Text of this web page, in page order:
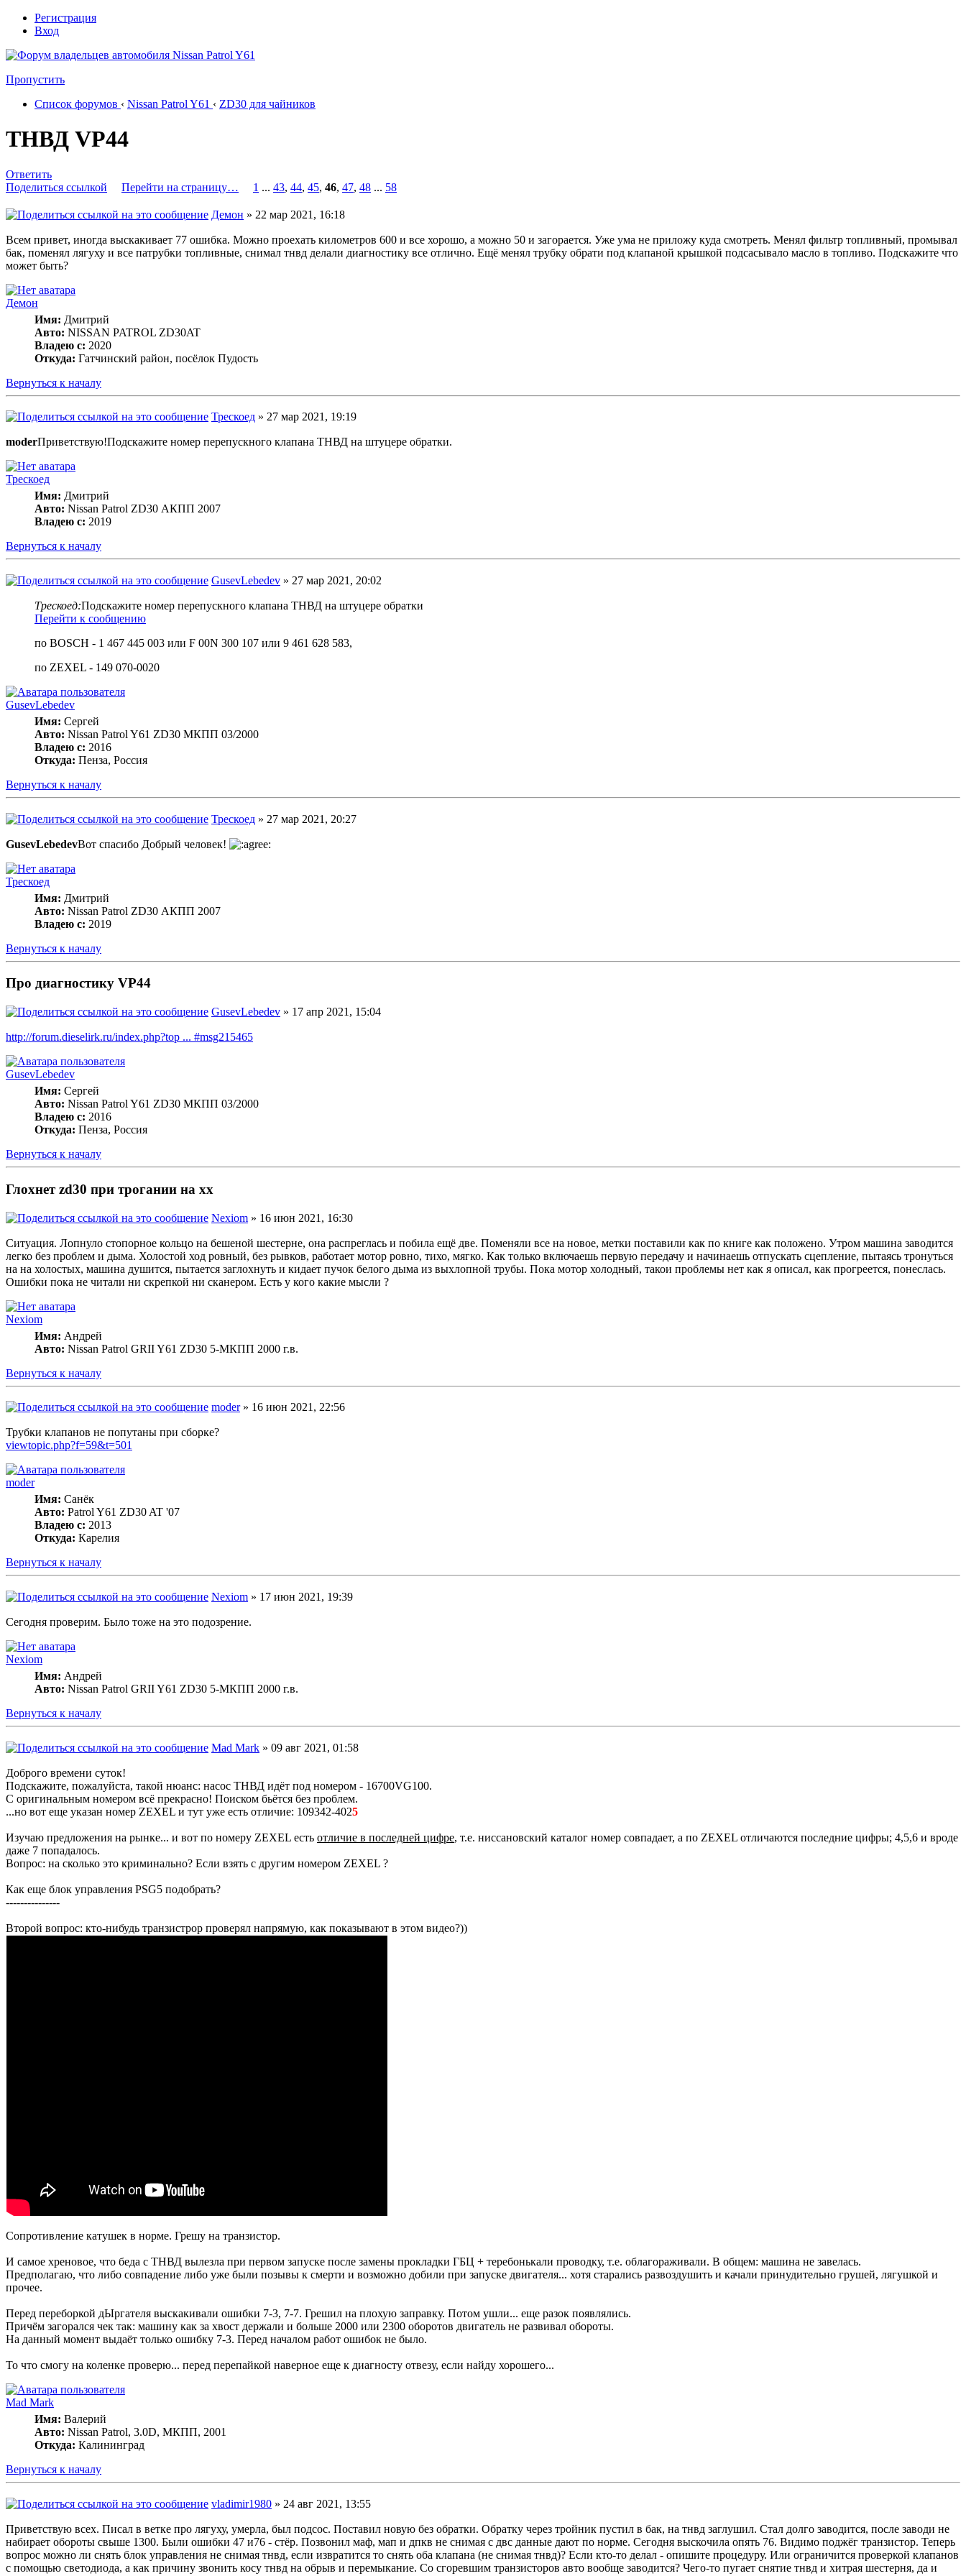
Регистрация
Вход
Пропустить
Список форумов ‹ Nissan Patrol Y61 ‹ ZD30 для чайников
ТНВД VP44
Ответить
Поделиться ссылкой
Перейти на страницу… 1 ... 43, 44, 45, 46, 47, 48 ... 58
Демон » 22 мар 2021, 16:18
Всем привет, иногда выскакивает 77 ошибка. Можно проехать километров 600 и все хорошо, а можно 50 и загорается. Уже ума не приложу куда смотреть. Менял фильтр топливный, промывал
бак, поменял лягуху и все патрубки топливные, снимал тнвд делали диагностику все отлично. Ещё менял трубку обрати под клапаной крышкой подсасывало масло в топливо. Подскажите что
может быть?
Демон
Имя: Дмитрий
Авто: NISSAN PATROL ZD30AT
Владею с: 2020
Откуда: Гатчинский район, посёлок Пудость
Вернуться к началу
Трескоед » 27 мар 2021, 19:19
moderПриветствую!Подскажите номер перепускного клапана ТНВД на штуцере обратки.
Трескоед
Имя: Дмитрий
Авто: Nissan Patrol ZD30 АКПП 2007
Владею с: 2019
Вернуться к началу
GusevLebedev » 27 мар 2021, 20:02
Трескоед:Подскажите номер перепускного клапана ТНВД на штуцере обратки
Перейти к сообщению
по BOSCH - 1 467 445 003 или F 00N 300 107 или 9 461 628 583,
по ZEXEL - 149 070-0020
GusevLebedev
Имя: Сергей
Авто: Nissan Patrol Y61 ZD30 МКПП 03/2000
Владею с: 2016
Откуда: Пенза, Россия
Вернуться к началу
Трескоед » 27 мар 2021, 20:27
GusevLebedevВот спасибо Добрый человек!
Трескоед
Имя: Дмитрий
Авто: Nissan Patrol ZD30 АКПП 2007
Владею с: 2019
Вернуться к началу
Про диагностику VP44
GusevLebedev » 17 апр 2021, 15:04
http://forum.dieselirk.ru/index.php?top ... #msg215465
GusevLebedev
Имя: Сергей
Авто: Nissan Patrol Y61 ZD30 МКПП 03/2000
Владею с: 2016
Откуда: Пенза, Россия
Вернуться к началу
Глохнет zd30 при трогании на хх
Nexiom » 16 июн 2021, 16:30
Ситуация. Лопнуло стопорное кольцо на бешеной шестерне, она распреглась и побила ещё две. Поменяли все на новое, метки поставили как по книге как положено. Утром машина заводится
легко без проблем и дыма. Холостой ход ровный, без рывков, работает мотор ровно, тихо, мягко. Как только включаешь первую передачу и начинаешь отпускать сцепление, пытаясь тронуться
на на холостых, машина душится, пытается заглохнуть и кидает пучок белого дыма из выхлопной трубы. Пока мотор холодный, такои проблемы нет как я описал, как прогреется, понеслась.
Ошибки пока не читали ни скрепкой ни сканером. Есть у кого какие мысли ?
Nexiom
Имя: Андрей
Авто: Nissan Patrol GRII Y61 ZD30 5-МКПП 2000 г.в.
Вернуться к началу
moder» 16 июн 2021, 22:56
Трубки клапанов не попутаны при сборке?
viewtopic.php?f=59&t=501
moder
Имя: Санёк
Авто: Patrol Y61 ZD30 AT '07
Владею с: 2013
Откуда: Карелия
Вернуться к началу
Nexiom » 17 июн 2021, 19:39
Сегодня проверим. Было тоже на это подозрение.
Nexiom
Имя: Андрей
Авто: Nissan Patrol GRII Y61 ZD30 5-МКПП 2000 г.в.
Вернуться к началу
Mad Mark » 09 авг 2021, 01:58
Доброго времени суток!
Подскажите, пожалуйста, такой нюанс: насос ТНВД идёт под номером - 16700VG100.
С оригинальным номером всё прекрасно! Поиском бьётся без проблем.
...но вот еще указан номер ZEXEL и тут уже есть отличие: 109342-4025
Изучаю предложения на рынке... и вот по номеру ZEXEL есть отличие в последней цифре, т.е. ниссановский каталог номер совпадает, а по ZEXEL отличаются последние цифры; 4,5,6 и вроде
даже 7 попадалось.
Вопрос: на сколько это криминально? Если взять с другим номером ZEXEL ?
Как еще блок управления PSG5 подобрать?
---------------
Второй вопрос: кто-нибудь транзистрор проверял напрямую, как показывают в этом видео?))
Сопротивление катушек в норме. Грешу на транзистор.
И самое хреновое, что беда с ТНВД вылезла при первом запуске после замены прокладки ГБЦ + теребонькали проводку, т.е. облагораживали. В общем: машина не завелась.
Предполагаю, что либо совпадение либо уже были позывы к смерти и возможно добили при запуске двигателя... хотя старались развоздушить и качали принудительно грушей, лягушкой и
прочее.
Перед переборкой дЫргателя выскакивали ошибки 7-3, 7-7. Грешил на плохую заправку. Потом ушли... еще разок появлялись.
Причём загорался чек так: машину как за хвост держали и больше 2000 или 2300 оборотов двигатель не развивал обороты.
На данный момент выдаёт только ошибку 7-3. Перед началом работ ошибок не было.
То что смогу на коленке проверю... перед перепайкой наверное еще к диагносту отвезу, если найду хорошего...
Mad Mark
Имя: Валерий
Авто: Nissan Patrol, 3.0D, МКПП, 2001
Откуда: Калининград
Вернуться к началу
vladimir1980 » 24 авг 2021, 13:55
Приветствую всех. Писал в ветке про лягуху, умерла, был подсос. Поставил новую без обратки. Обратку через тройник пустил в бак, на тнвд заглушил. Стал долго заводится, после заводи не
набирает обороты свыше 1300. Были ошибки 47 и76 - стёр. Позвонил маф, мап и дпкв не снимая с двс данные дают по норме. Сегодня выскочила опять 76. Видимо поджёг транзистор. Теперь
вопрос можно ли снять блок управления не снимая тнвд, если извратится то снять оба клапана (не снимая тнвд)? Если кто-то делал - опишите процедуру. Или ограничится проверкой клапанов
с помощью светодиода, а как причину звонить косу тнвд на обрыв и перемыкание. Со сгоревшим транзисторов авто вообще заводится? Чего-то пугает снятие тнвд и хитрая шестерня, да и